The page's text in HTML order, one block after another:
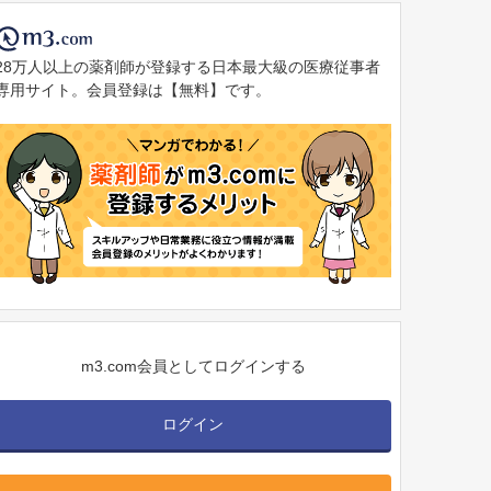
万人以上の薬剤師が登録する日本最大級の医療従事者
用サイト。会員登録は【無料】です。
m3.com会員としてログインする
ログイン